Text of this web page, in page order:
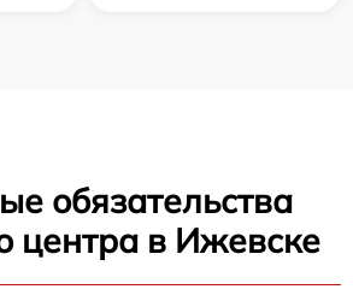
обязательства
центра в Ижевске